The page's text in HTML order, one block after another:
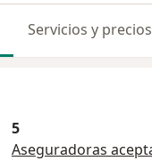
Servicios y precios
5
Aseguradoras